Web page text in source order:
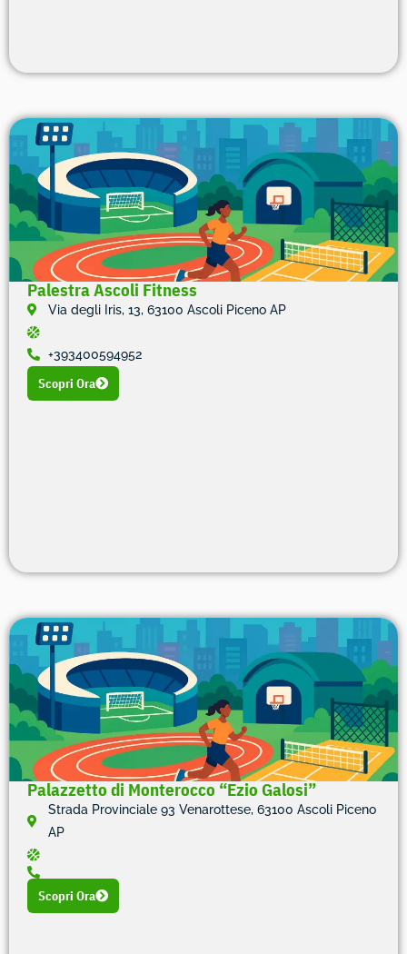
Palestra Ascoli Fitness
Via degli Iris, 13, 63100 Ascoli Piceno AP
+393400594952
Scopri Ora
Palazzetto di Monterocco “Ezio Galosi”
Strada Provinciale 93 Venarottese, 63100 Ascoli Piceno
AP
Scopri Ora